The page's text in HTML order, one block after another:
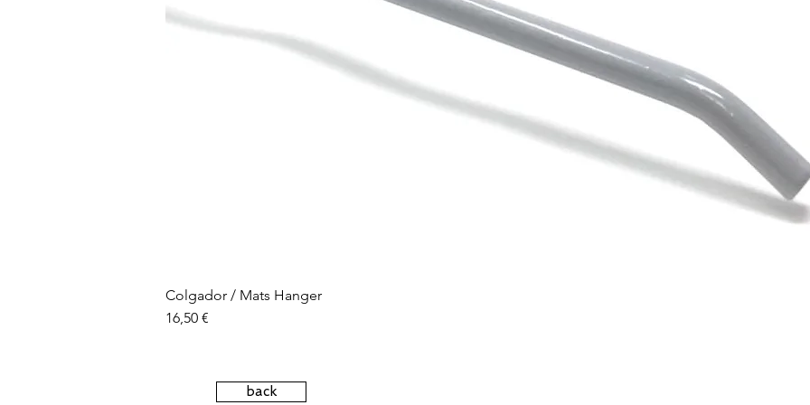
Colgador / Mats Hanger
Precio
16,50 €
back